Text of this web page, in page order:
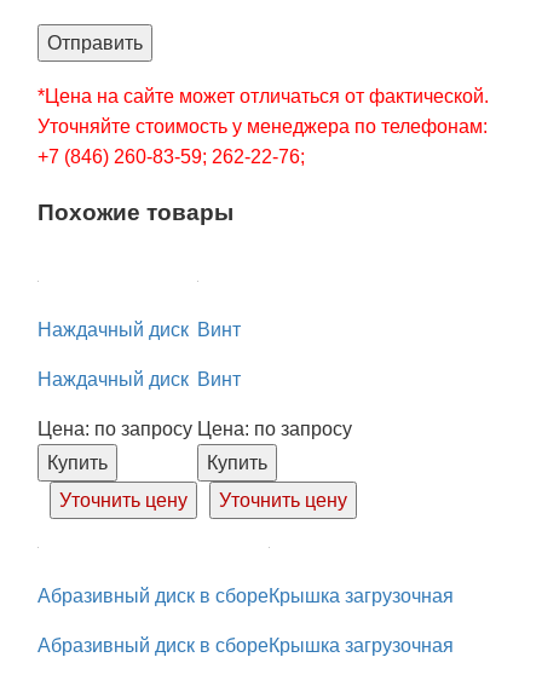
Отправить
*Цена на сайте может отличаться от фактической.
Уточняйте стоимость у менеджера по телефонам:
+7 (846) 260-83-59; 262-22-76;
Похожие товары
Наждачный диск
Наждачный диск
Цена: по запросу
Купить
Уточнить цену
Винт
Винт
Цена: по запросу
Купить
Уточнить цену
Абразивный диск в сборе
Абразивный диск в сборе
Крышка загрузочная
Крышка загрузочная